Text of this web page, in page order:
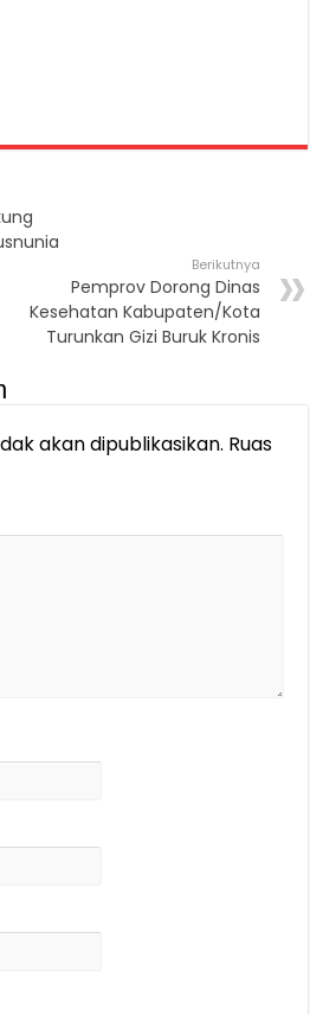
Berikutnya
Pemprov Dorong Dinas
Kesehatan Kabupaten/Kota
Turunkan Gizi Buruk Kronis
akan dipublikasikan. Ruas